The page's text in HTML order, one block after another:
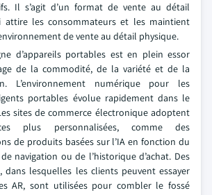
Il s’agit d’un format de vente au détail
attire les consommateurs et les maintient
de vente au détail physique.
d’appareils portables est en plein essor
de la commodité, de la variété et de la
L’environnement numérique pour les
portables évolue rapidement dans le
sites de commerce électronique adoptent
plus personnalisées, comme des
de produits basées sur l’IA en fonction du
navigation ou de l’historique d’achat. Des
dans lesquelles les clients peuvent essayer
AR, sont utilisées pour combler le fossé